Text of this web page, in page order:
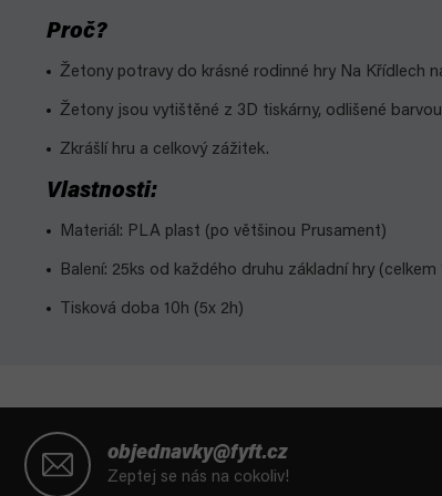
Proč?
Žetony potravy do krásné rodinné hry Na Křídlech
Žetony jsou vytištěné z 3D tiskárny, odlišené
Zkrášlí hru a celkový zážitek.
Vlastnosti:
Materiál: PLA plast (po většinou Prusament)
Balení: 25ks od každého druhu základní hry (celkem
Tisková doba 10h (5x 2h)
objednavky@fyft.cz
Zeptej se nás na cokoliv!